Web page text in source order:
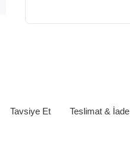
Tavsiye Et Teslimat & İade